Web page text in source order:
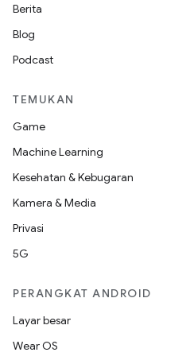
Berita
Blog
Podcast
TEMUKAN
Game
Machine Learning
Kesehatan & Kebugaran
Kamera & Media
Privasi
5G
PERANGKAT ANDROID
Layar besar
Wear OS